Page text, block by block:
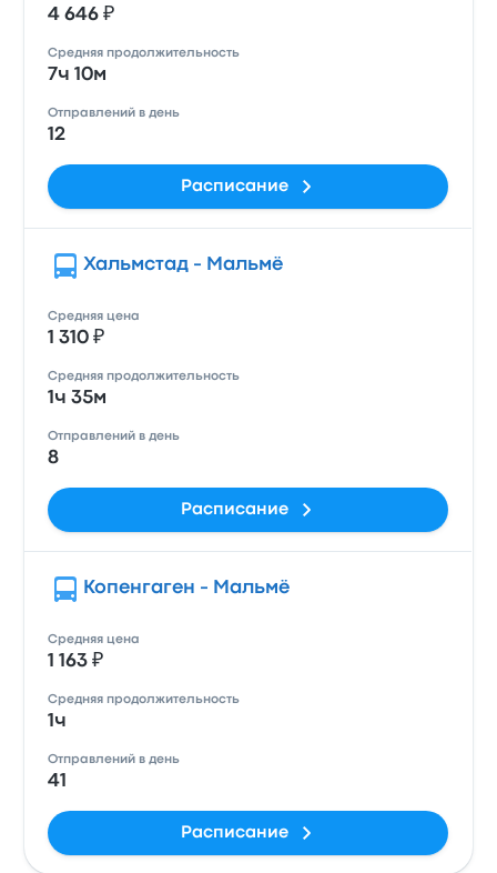
4 646 ₽
Средняя продолжительность
7ч 10м
Отправлений в день
12
Расписание
Хальмстад - Мальмё
Средняя цена
1 310 ₽
Средняя продолжительность
1ч 35м
Отправлений в день
8
Расписание
Копенгаген - Мальмё
Средняя цена
1 163 ₽
Средняя продолжительность
1ч
Отправлений в день
41
Расписание